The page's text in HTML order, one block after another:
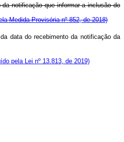
notificação que informar a inclusão do
Medida Provisória nº 852, de 2018)
data do recebimento da notificação da
pela Lei nº 13.813, de 2019)